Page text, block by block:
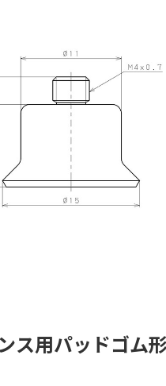
ス用パッドゴム